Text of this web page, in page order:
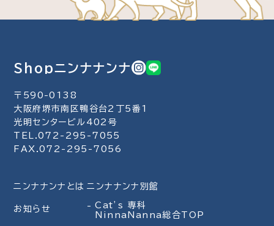
Shopニンナナンナ
〒590-0138
大阪府堺市南区鴨谷台2丁5番1
光明センタービル402号
TEL.072-295-7055
FAX.072-295-7056
ニンナナンナとは
お知らせ
ニンナナンナ別館
Cat’s 専科
NinnaNanna総合TOP